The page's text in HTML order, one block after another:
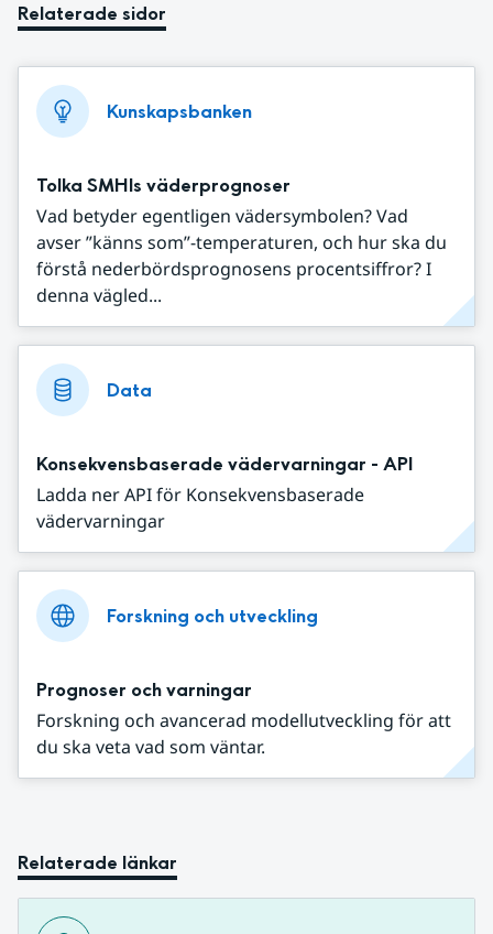
Relaterade sidor
Kunskapsbanken
Tolka SMHIs väderprognoser
Vad betyder egentligen vädersymbolen? Vad
avser ”känns som”-temperaturen, och hur ska du
förstå nederbördsprognosens procentsiffror? I
denna vägled...
Data
Konsekvensbaserade vädervarningar - API
Ladda ner API för Konsekvensbaserade
vädervarningar
Forskning och utveckling
Prognoser och varningar
Forskning och avancerad modellutveckling för att
du ska veta vad som väntar.
Relaterade länkar